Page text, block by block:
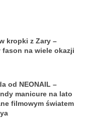
kropki z Zary –
fason na wiele okazji
od NEONAIL –
manicure na lato
filmowym światem